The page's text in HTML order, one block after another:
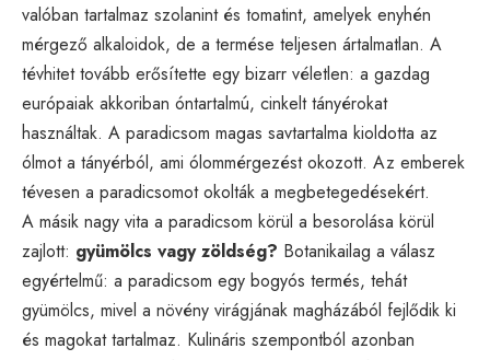
valóban tartalmaz szolanint és tomatint, amelyek enyhén
mérgező alkaloidok, de a termése teljesen ártalmatlan. A
tévhitet tovább erősítette egy bizarr véletlen: a gazdag
európaiak akkoriban óntartalmú, cinkelt tányérokat
használtak. A paradicsom magas savtartalma kioldotta az
ólmot a tányérból, ami ólommérgezést okozott. Az emberek
tévesen a paradicsomot okolták a megbetegedésekért.
A másik nagy vita a paradicsom körül a besorolása körül
zajlott: gyümölcs vagy zöldség? Botanikailag a válasz
egyértelmű: a paradicsom egy bogyós termés, tehát
gyümölcs, mivel a növény virágjának magházából fejlődik ki
és magokat tartalmaz. Kulináris szempontból azonban